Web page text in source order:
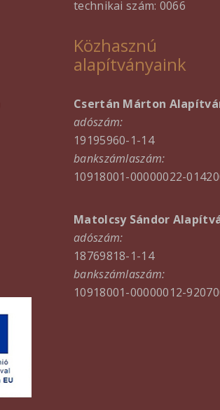
technikai szám: 0066
Közhasznú
alapítványaink
Csertán Márton
adószám:
19195960-1-14
bankszámlaszám:
10918001-00000022-
Matolcsy Sándor
adószám:
18769818-1-14
bankszámlaszám:
10918001-00000012-